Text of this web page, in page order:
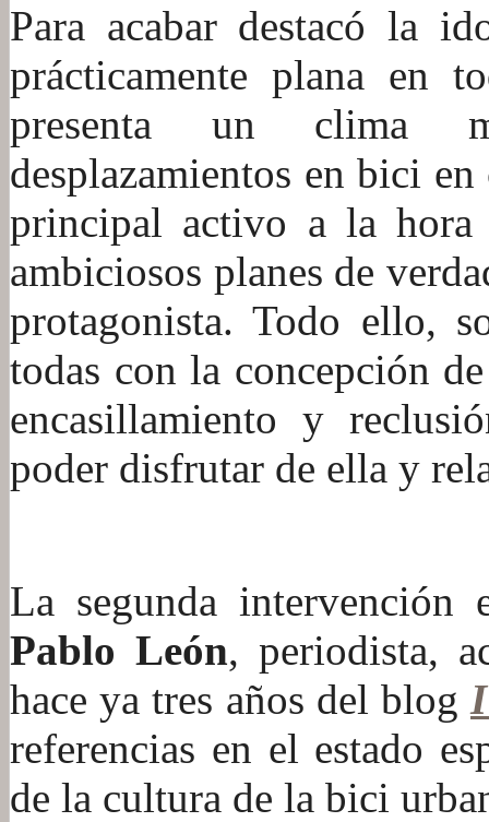
Para acabar destacó la
prácticamente plana en
presenta un clima
desplazamientos en bici
principal activo a la
ambiciosos planes de
protagonista. Todo ello,
todas con la concepción
encasillamiento y
poder disfrutar de ella y
La segunda intervención
Pablo León, periodista,
hace ya tres años del blog
referencias en el estado
de la cultura de la bici